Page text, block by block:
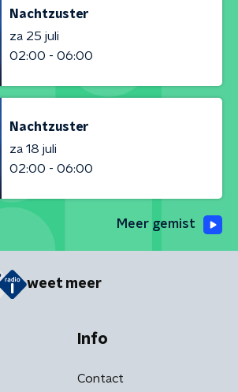
Nachtzuster
za 25 juli
02:00 - 06:00
Nachtzuster
za 18 juli
02:00 - 06:00
Meer gemist
weet meer
Info
Contact